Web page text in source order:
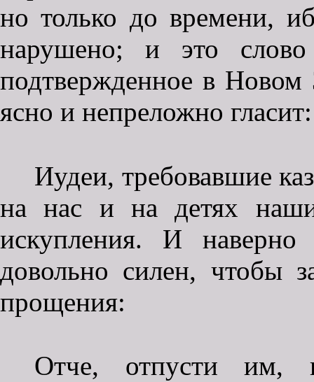
но только до времени,
нарушено; и это слово
подтвержденное в Новом
ясно и непреложно
Иудеи, требовавшие
на нас и на детях
искупления. И наверно
довольно силен, чтобы
прощения:
Отче, отпусти им,